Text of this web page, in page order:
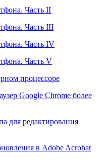
Часть II
Часть III
Часть IV
Часть V
процессоре
Google Chrome более
для редактирования
в Adobe Acrobat